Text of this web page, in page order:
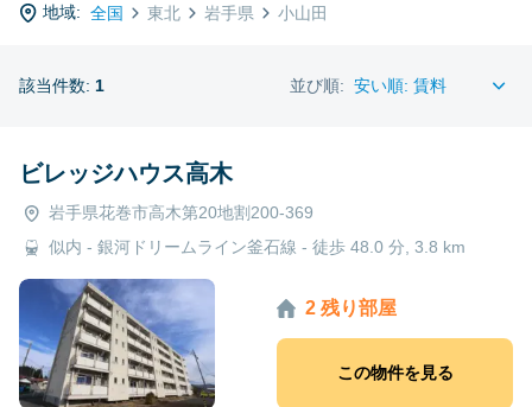
地域: 全国 東北 岩手県 小山田
該当件数: 1 並び順:
ビレッジハウス高木
岩手県花巻市高木第20地割200-369
似内 - 銀河ドリームライン釜石線 - 徒歩 48.0 分, 3.8 km
2 残り部屋
この物件を見る